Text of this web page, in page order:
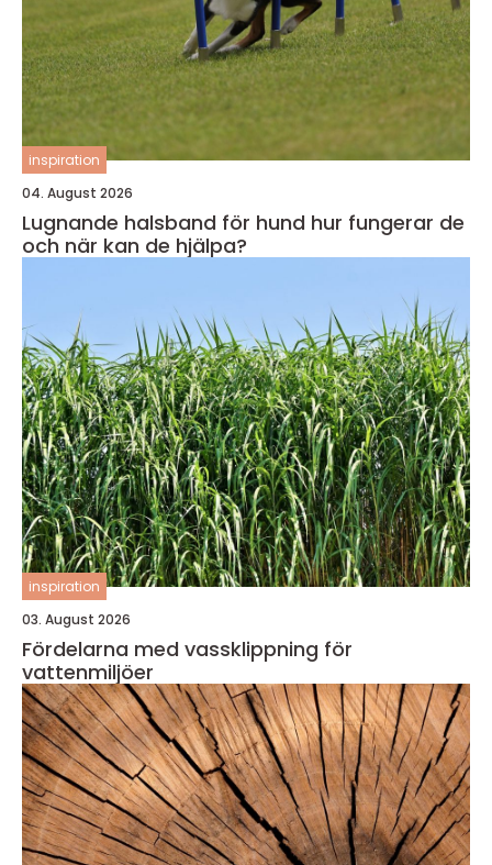
inspiration
04. August 2026
Lugnande halsband för hund hur fungerar de
och när kan de hjälpa?
inspiration
03. August 2026
Fördelarna med vassklippning för
vattenmiljöer